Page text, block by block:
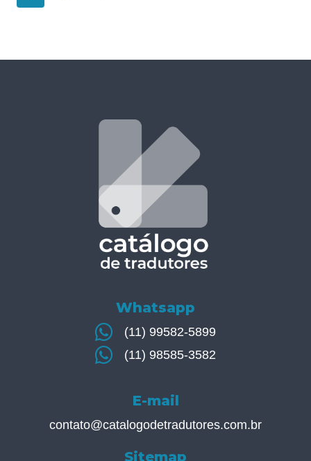
Whatsapp
(11) 99582-5899
(11) 98585-3582
E-mail
contato@catalogodetradutores.com.br
Sitemap